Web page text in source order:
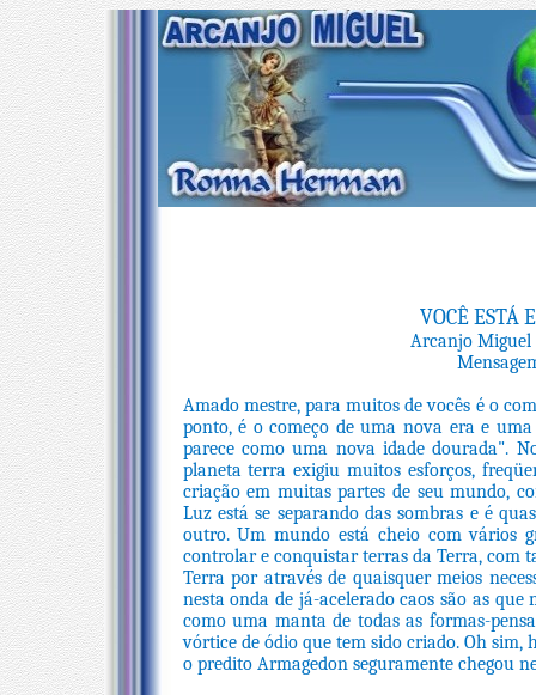
VOCÊ ESTÁ
Arcanjo Miguel
Amado mestre, para muitos de vocês é o
ponto, é o começo de uma nova era e
parece como uma nova idade dourada".
planeta terra exigiu muitos esforços,
criação em muitas partes de seu mundo,
Luz está se separando das sombras e é
outro. Um mundo está cheio com vários
controlar e conquistar terras da Terra, com
Terra por através de quaisquer meios
nesta onda de já-acelerado caos são as
como uma manta de todas as formas-
vórtice de ódio que tem sido criado. Oh sim,
o predito Armagedon seguramente chegou